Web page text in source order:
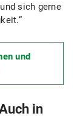
sich gerne
und
in